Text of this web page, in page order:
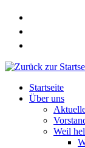
Zum
springen
Startseite
Über uns
Weil